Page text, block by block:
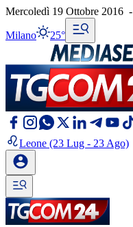
Mercoledì 19 Ottobre 2016 -
Milano 25°
Leone (23 Lug - 23 Ago)